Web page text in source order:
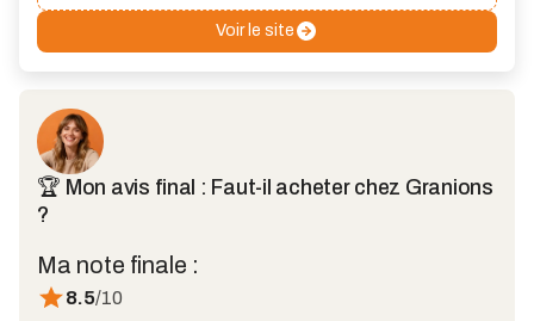
Voir le site
🏆 Mon avis final : Faut-il acheter chez Granions
?
Ma note finale :
8.5/10